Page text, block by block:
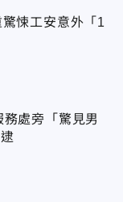
悚工安意外「1
處旁「驚見男